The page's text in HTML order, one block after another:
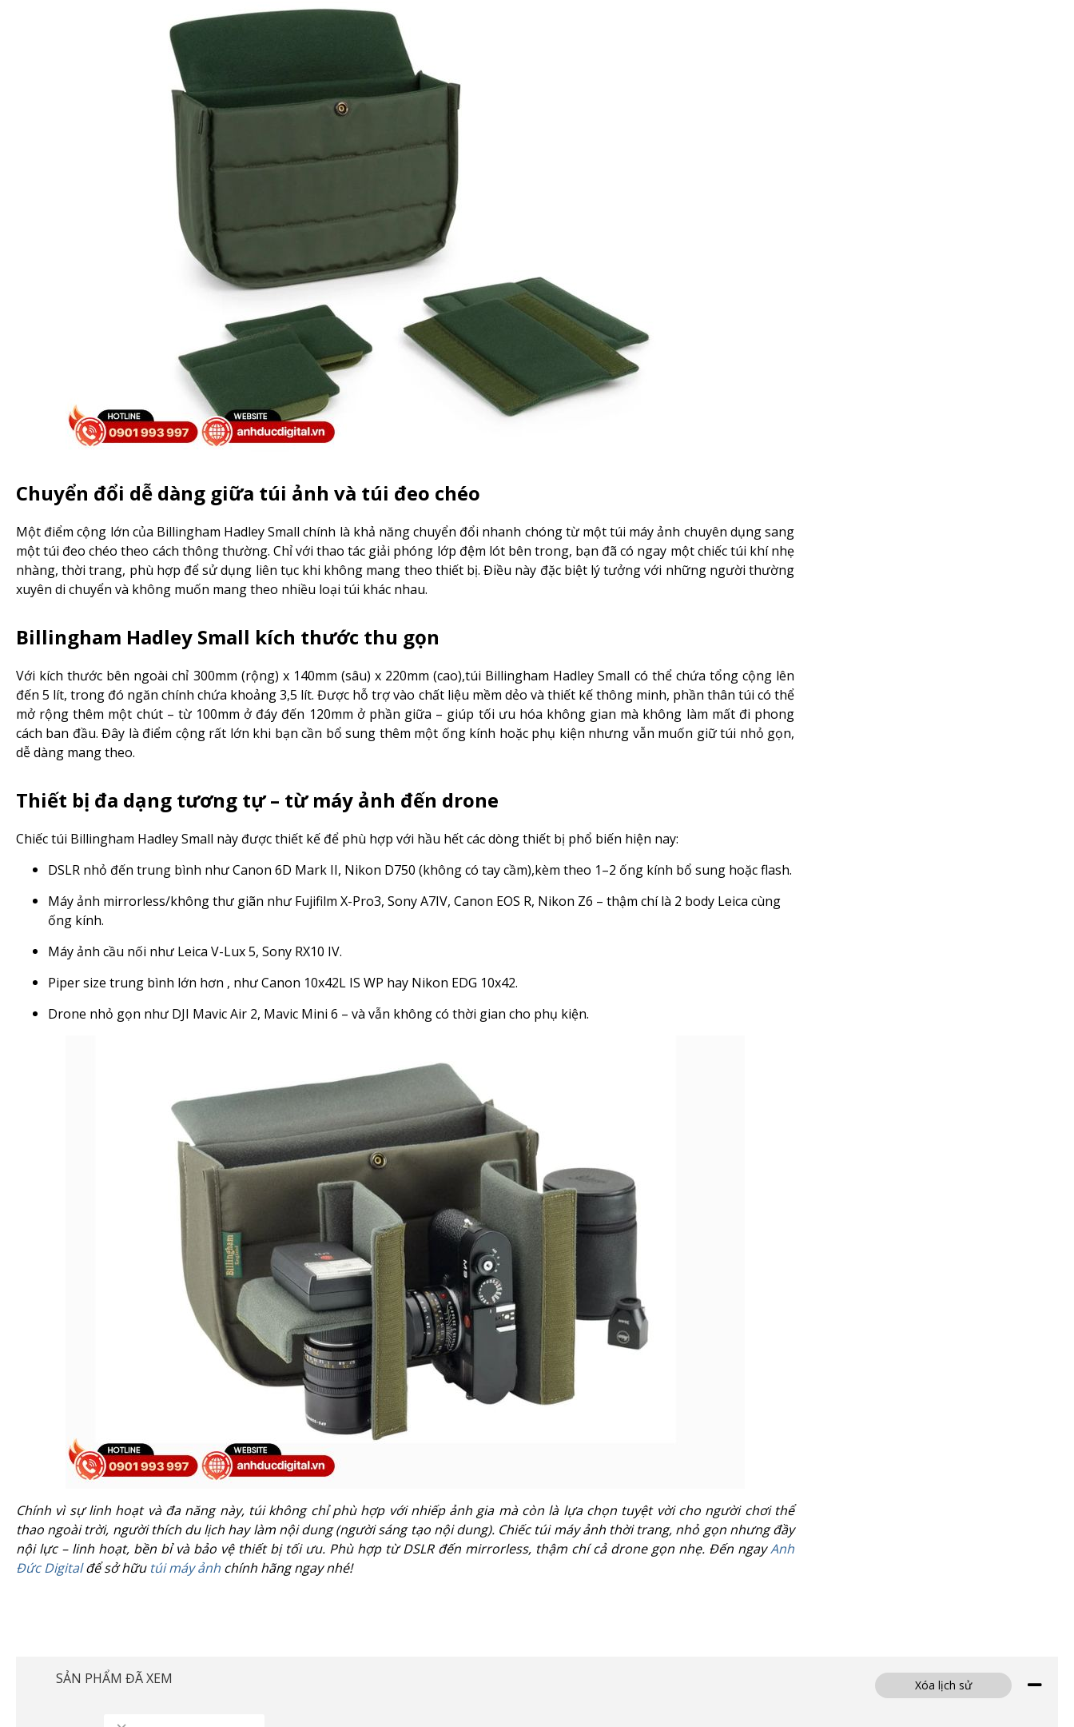
Chuyển đổi dễ dàng giữa túi ảnh và túi đeo chéo
Một điểm cộng lớn của Billingham Hadley Small chính là khả năng chuyển đổi nhanh chóng từ một túi máy ảnh chuyên dụng sang
một túi đeo chéo theo cách thông thường. Chỉ với thao tác giải phóng lớp đệm lót bên trong, bạn đã có ngay một chiếc túi khí nhẹ
nhàng, thời trang, phù hợp để sử dụng liên tục khi không mang theo thiết bị. Điều này đặc biệt lý tưởng với những người thường
xuyên di chuyển và không muốn mang theo nhiều loại túi khác nhau.
Billingham Hadley Small kích thước thu gọn
Với kích thước bên ngoài chỉ 300mm (rộng) x 140mm (sâu) x 220mm (cao),túi Billingham Hadley Small có thể chứa tổng cộng lên
đến 5 lít, trong đó ngăn chính chứa khoảng 3,5 lít. Được hỗ trợ vào chất liệu mềm dẻo và thiết kế thông minh, phần thân túi có thể
mở rộng thêm một chút – từ 100mm ở đáy đến 120mm ở phần giữa – giúp tối ưu hóa không gian mà không làm mất đi phong
cách ban đầu. Đây là điểm cộng rất lớn khi bạn cần bổ sung thêm một ống kính hoặc phụ kiện nhưng vẫn muốn giữ túi nhỏ gọn,
dễ dàng mang theo.
Thiết bị đa dạng tương tự – từ máy ảnh đến drone
Chiếc túi Billingham Hadley Small này được thiết kế để phù hợp với hầu hết các dòng thiết bị phổ biến hiện nay:
DSLR nhỏ đến trung bình như Canon 6D Mark II, Nikon D750 (không có tay cầm),kèm theo 1–2 ống kính bổ sung hoặc flash.
Máy ảnh mirrorless/không thư giãn như Fujifilm X-Pro3, Sony A7IV, Canon EOS R, Nikon Z6 – thậm chí là 2 body Leica cùng
ống kính.
Máy ảnh cầu nối như Leica V-Lux 5, Sony RX10 IV.
Piper size trung bình lớn hơn , như Canon 10x42L IS WP hay Nikon EDG 10x42.
Drone nhỏ gọn như DJI Mavic Air 2, Mavic Mini 6 – và vẫn không có thời gian cho phụ kiện.
Chính vì sự linh hoạt và đa năng này, túi không chỉ phù hợp với nhiếp ảnh gia mà còn là lựa chọn tuyệt vời cho người chơi thể
thao ngoài trời, người thích du lịch hay làm nội dung (người sáng tạo nội dung). Chiếc túi máy ảnh thời trang, nhỏ gọn nhưng đầy
nội lực – linh hoạt, bền bỉ và bảo vệ thiết bị tối ưu. Phù hợp từ DSLR đến mirrorless, thậm chí cả drone gọn nhẹ. Đến ngayAnh
Đức Digitalđể sở hữu túi máy ảnh chính hãng ngay nhé!
SẢN PHẨM ĐÃ XEM Xóa lịch sử